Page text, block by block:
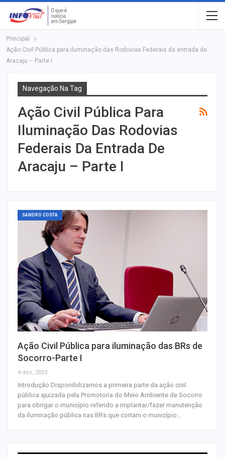
Principal
Ação Civil Pública para iluminação das Rodovias Federais da entrada de
Aracaju – Parte I
Navegação Na Tag
Ação Civil Pública Para
Iluminação Das Rodovias
Federais Da Entrada De
Aracaju – Parte I
SANDRO COSTA
Ação Civil Pública para iluminação das BRs de
Socorro-Parte I
4 dez, 2023
Introdução Disponibilizamos a primeira parte da ação civil
pública ajuizada pela Promotoria do Meio Ambiente de Socorro
para obrigar o município referido a implantar/fazer manutenção
da iluminação pública nas BRs que cortam o município…